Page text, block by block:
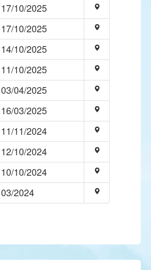
17/10/2025
17/10/2025
14/10/2025
11/10/2025
03/04/2025
16/03/2025
11/11/2024
12/10/2024
10/10/2024
03/2024